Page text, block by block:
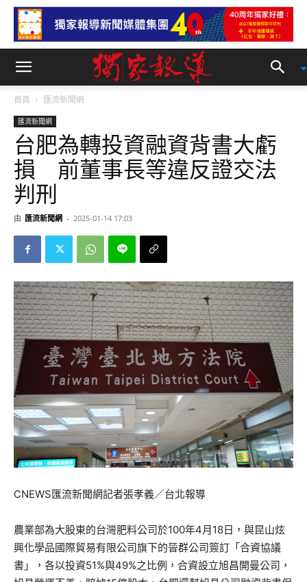
首頁 匯流新聞網
匯流新聞網
台肥為轉投資融資背書大虧
損 前董事長等違反證交法
判刑
由 匯流新聞網 - 2025-01-14 17:03
CNEWS匯流新聞網記者張孝義／台北報導
農業部為大股東的台灣肥料公司於100年4月18日，與昆山炫
興化學品國際貿易有限公司旗下的晉群公司簽訂「合資協議
書」，各以投資51%與49%之比例，合資設立旭昌開曼公司，